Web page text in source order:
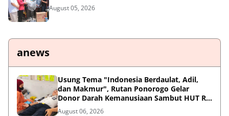
August 05, 2026
anews
Usung Tema "Indonesia Berdaulat, Adil,
dan Makmur", Rutan Ponorogo Gelar
Donor Darah Kemanusiaan Sambut HUT RI
ke-81
August 06, 2026